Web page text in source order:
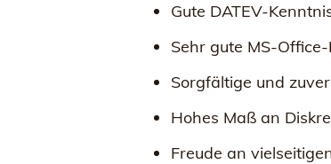
Gute DATEV-
Sehr gute MS-
Sorgfältige und
Hohes Maß an
Freude an